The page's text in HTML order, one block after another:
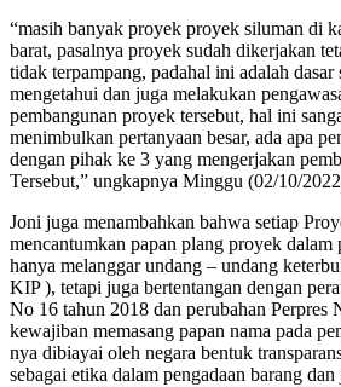
“masih banyak proyek proyek siluman di
barat, pasalnya proyek sudah dikerjakan
tidak terpampang, padahal ini adalah dasar
mengetahui dan juga melakukan
pembangunan proyek tersebut, hal ini
menimbulkan pertanyaan besar, ada apa
dengan pihak ke 3 yang mengerjakan
Tersebut,” ungkapnya Minggu (02/10/
Joni juga menambahkan bahwa setiap
mencantumkan papan plang proyek dalam
hanya melanggar undang – undang
KIP ), tetapi juga bertentangan dengan
No 16 tahun 2018 dan perubahan Perpres
kewajiban memasang papan nama pada
nya dibiayai oleh negara bentuk
sebagai etika dalam pengadaan barang dan